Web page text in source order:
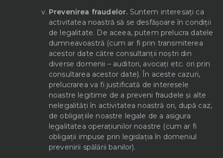
Prevenirea fraudelor. Suntem interesați ca
activitatea noastră să se desfășoare în condiții
de legalitate. De aceea, putem prelucra datele
dumneavoastră (cum ar fi prin transmiterea
acestor date către consultanții noștri din
diverse domenii – auditori, avocați etc. ori prin
consultarea acestor date). În aceste cazuri,
prelucrarea va fi justificată de interesele
noastre legitime de a preveni fraudele și alte
nelegalități în activitatea noastră ori, după caz,
de obligațiile noastre legale de a asigura
legalitatea operațiunilor noastre (cum ar fi
obligații impuse prin legislația în domeniul
prevenirii spălării banilor).